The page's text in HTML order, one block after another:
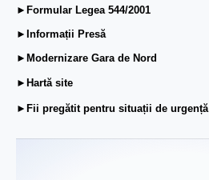
►Formular Legea 544/2001
►Informații Presă
►Modernizare Gara de Nord
►Hartă site
►Fii pregătit pentru situații de urgență